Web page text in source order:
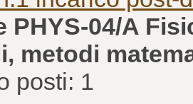
PHYS-04/A
metodi
posti: 1